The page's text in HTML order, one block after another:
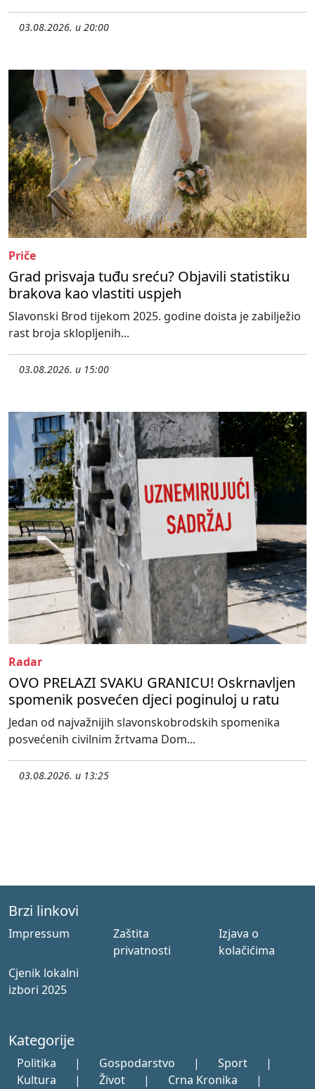
03.08.2026. u 20:00
Priče
Grad prisvaja tuđu sreću? Objavili statistiku
brakova kao vlastiti uspjeh
Slavonski Brod tijekom 2025. godine doista je zabilježio
rast broja sklopljenih...
03.08.2026. u 15:00
Radar
OVO PRELAZI SVAKU GRANICU! Oskrnavljen
spomenik posvećen djeci poginuloj u ratu
Jedan od najvažnijih slavonskobrodskih spomenika
posvećenih civilnim žrtvama Dom...
03.08.2026. u 13:25
Brzi linkovi
Impressum
Zaštita
privatnosti
Izjava o
kolačićima
Cjenik lokalni
izbori 2025
Kategorije
Politika | Gospodarstvo | Sport
|
Kultura
| Život | Crna Kronika
|